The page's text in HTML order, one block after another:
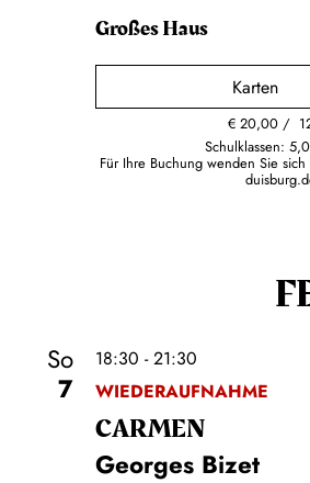
Großes Haus
Karten
€ 20,00
Schulklassen:
Für Ihre Buchung wenden Sie sich
So
7
18:30 - 21:30
WIEDERAUFNAHME
CARMEN
Georges Bizet